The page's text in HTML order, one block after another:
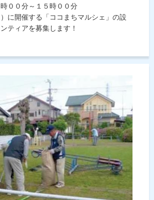
００分～１５時００分
に開催する「ココまちマルシェ」の設
ティアを募集します！